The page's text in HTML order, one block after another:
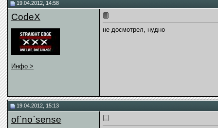
19.04.2012, 14:58
CodeX
Инфо >
не досмотрел, нудно
19.04.2012, 15:13
of`no`sense